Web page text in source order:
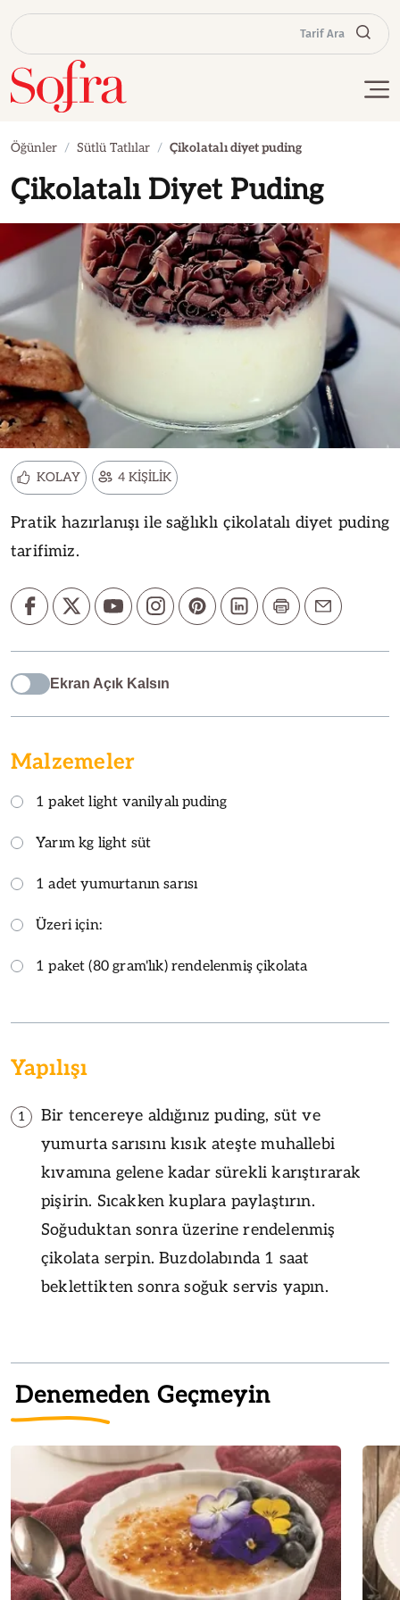
Tarif Ara
Öğünler Sütlü Tatlılar Çikolatalı diyet puding
Çikolatalı Diyet Puding
KOLAY 4 KİŞİLİK
Pratik hazırlanışı ile sağlıklı çikolatalı diyet puding
tarifimiz.
Ekran Açık Kalsın
Malzemeler
1 paket light vanilyalı puding
Yarım kg light süt
1 adet yumurtanın sarısı
Üzeri için:
1 paket (80 gram'lık) rendelenmiş çikolata
Yapılışı
1
Bir tencereye aldığınız puding, süt ve
yumurta sarısını kısık ateşte muhallebi
kıvamına gelene kadar sürekli karıştırarak
pişirin. Sıcakken kuplara paylaştırın.
Soğuduktan sonra üzerine rendelenmiş
çikolata serpin. Buzdolabında 1 saat
beklettikten sonra soğuk servis yapın.
Denemeden Geçmeyin